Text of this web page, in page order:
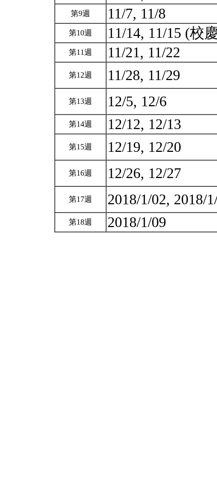
第9週 11/7, 11/8
第10週 11/14, 11/15 (校
第11週 11/21, 11/22
第12週 11/28, 11/29
第13週 12/5, 12/6
第14週 12/12, 12/13
第15週 12/19, 12/20
第16週 12/26, 12/27
第17週 2018/1/02, 2018/
第18週 2018/1/09